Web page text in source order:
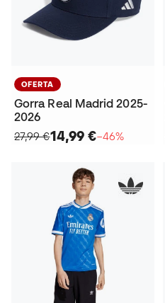
OFERTA
Gorra Real Madrid 2025-
2026
27,99 €14,99 €−46%